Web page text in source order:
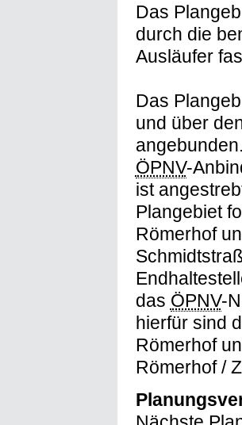
Das
durch die
Ausläufer
Das
und über
ÖPNV-
ist
Plangebiet
Römerhof
das ÖPNV-
hierfür sind
Römerhof
Römerhof /